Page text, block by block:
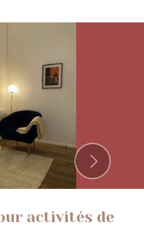
Next
activités de